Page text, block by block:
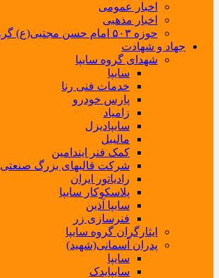
اخبار عمومی
اخبار مذهبی
حوزه ۵۰۳ امام حسن مجتبی(ع) گروه سایپا
جهاد و شهادت
شهدای گروه سایپا
سایپا
خدمات فنی رنا
پارس خودرو
زامیاد
سایپادیزل
مالیبل
کمک فنر ایندامین
شرکت قالبهای بزرگ صنعتی
رادیاتور ایران
پلاسکوکار سایپا
سایپا آذین
فنرسازی زر
ایثارگران گروه سایپا
پدران آسمانی(شهید)
سایپا
سایپایدک